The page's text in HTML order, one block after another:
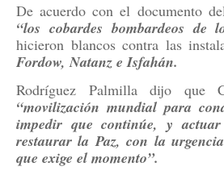
De acuerdo con el documento
“los cobardes bombardeos de
hicieron blancos contra las
Fordow, Natanz e Isfahán.
Rodríguez Palmilla dijo que
“movilización mundial para
impedir que continúe, y
restaurar la Paz, con la
que exige el momento”.